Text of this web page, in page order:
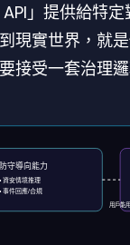
API」提供給特
現實世界，就
接受一套治理邏
防守導向能力
• 資安情境推理
• 事件回應/合規
用戶能